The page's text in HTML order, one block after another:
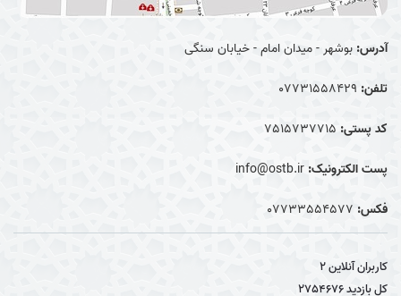
آدرس: بوشهر - میدان امام - خیابان سنگی
تلفن: 07731558429
کد پستی: 7515737715
پست الکترونیک: info@ostb.ir
فکس: 07733554577
کاربران آنلاین2
کل بازدید2754676